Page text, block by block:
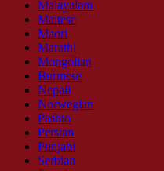
Malayalam
Maltese
Maori
Marathi
Mongolian
Burmese
Nepali
Norwegian
Pashto
Persian
Punjabi
Serbian